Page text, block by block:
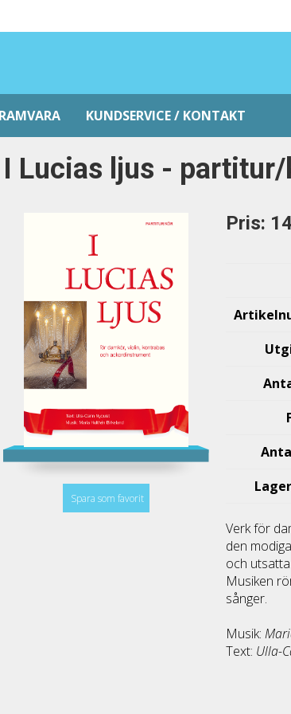
KUNDSERVICE / KONTAKT
I Lucias ljus -
Spara som favorit
Pris:
Verk för
den
och
Musiken
sånger.
Musik:
Text: Ulla-